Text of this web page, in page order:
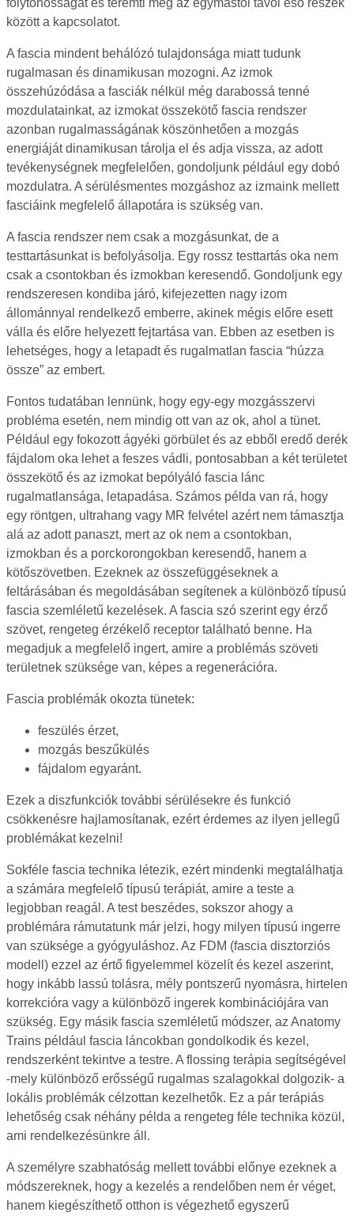
között a kapcsolatot.
A fascia mindent behálózó tulajdonsága miatt tudunk
rugalmasan és dinamikusan mozogni. Az izmok
összehúzódása a fasciák nélkül még darabossá tenné
mozdulatainkat, az izmokat összekötő fascia rendszer
azonban rugalmasságának köszönhetően a mozgás
energiáját dinamikusan tárolja el és adja vissza, az adott
tevékenységnek megfelelően, gondoljunk például egy dobó
mozdulatra. A sérülésmentes mozgáshoz az izmaink mellett
fasciáink megfelelő állapotára is szükség van.
A fascia rendszer nem csak a mozgásunkat, de a
testtartásunkat is befolyásolja. Egy rossz testtartás oka nem
csak a csontokban és izmokban keresendő. Gondoljunk egy
rendszeresen kondiba járó, kifejezetten nagy izom
állománnyal rendelkező emberre, akinek mégis előre esett
válla és előre helyezett fejtartása van. Ebben az esetben is
lehetséges, hogy a letapadt és rugalmatlan fascia “húzza
össze” az embert.
Fontos tudatában lennünk, hogy egy-egy mozgásszervi
probléma esetén, nem mindig ott van az ok, ahol a tünet.
Például egy fokozott ágyéki görbület és az ebből eredő derék
fájdalom oka lehet a feszes vádli, pontosabban a két területet
összekötő és az izmokat bepólyáló fascia lánc
rugalmatlansága, letapadása. Számos példa van rá, hogy
egy röntgen, ultrahang vagy MR felvétel azért nem támasztja
alá az adott panaszt, mert az ok nem a csontokban,
izmokban és a porckorongokban keresendő, hanem a
kötőszövetben. Ezeknek az összefüggéseknek a
feltárásában és megoldásában segítenek a különböző típusú
fascia szemléletű kezelések. A fascia szó szerint egy érző
szövet, rengeteg érzékelő receptor található benne. Ha
megadjuk a megfelelő ingert, amire a problémás szöveti
területnek szüksége van, képes a regenerációra.
Fascia problémák okozta tünetek:
feszülés érzet,
mozgás beszűkülés
fájdalom egyaránt.
Ezek a diszfunkciók további sérülésekre és funkció
csökkenésre hajlamosítanak, ezért érdemes az ilyen jellegű
problémákat kezelni!
Sokféle fascia technika létezik, ezért mindenki megtalálhatja
a számára megfelelő típusú terápiát, amire a teste a
legjobban reagál. A test beszédes, sokszor ahogy a
problémára rámutatunk már jelzi, hogy milyen típusú ingerre
van szüksége a gyógyuláshoz. Az FDM (fascia disztorziós
modell) ezzel az értő figyelemmel közelít és kezel aszerint,
hogy inkább lassú tolásra, mély pontszerű nyomásra, hirtelen
korrekcióra vagy a különböző ingerek kombinációjára van
szükség. Egy másik fascia szemléletű módszer, az Anatomy
Trains például fascia láncokban gondolkodik és kezel,
rendszerként tekintve a testre. A flossing terápia segítségével
-mely különböző erősségű rugalmas szalagokkal dolgozik- a
lokális problémák célzottan kezelhetők. Ez a pár terápiás
lehetőség csak néhány példa a rengeteg féle technika közül,
ami rendelkezésünkre áll.
A személyre szabhatóság mellett további előnye ezeknek a
módszereknek, hogy a kezelés a rendelőben nem ér véget,
hanem kiegészíthető otthon is végezhető egyszerű